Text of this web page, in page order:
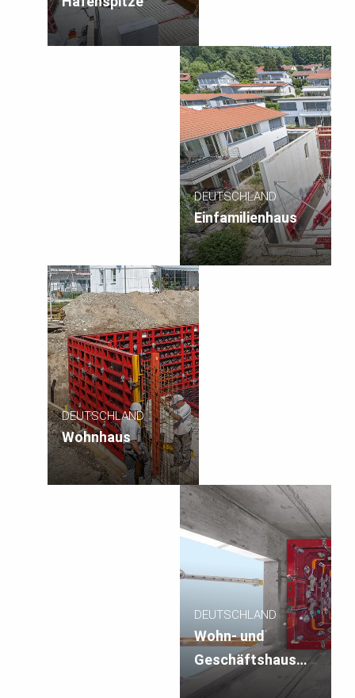
DEUTSCHLAND
Einfamilienhaus
DEUTSCHLAND
Wohnhaus
DEUTSCHLAND
Wohn- und
Geschäftshaus
Römer Karree